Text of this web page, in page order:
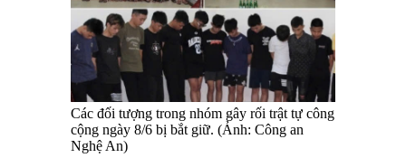
Các đối tượng trong nhóm gây rối trật tự công
cộng ngày 8/6 bị bắt giữ. (Ảnh: Công an
Nghệ An)